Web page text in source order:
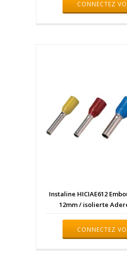
CONNECTEZ
Instaline HICIAE612
12mm / isolierte
CONNECTEZ